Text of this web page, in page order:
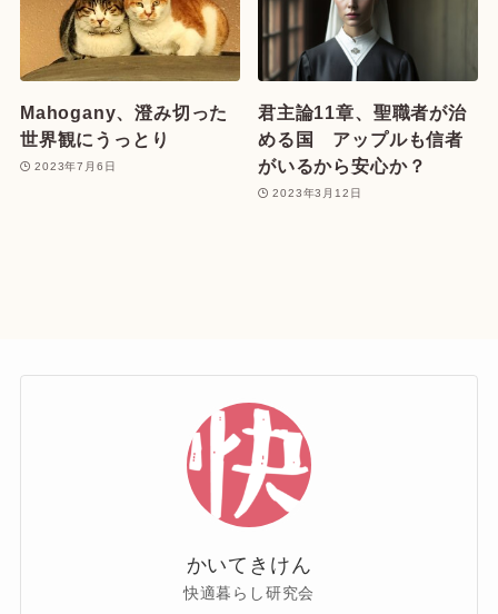
Mahogany、澄み切った
世界観にうっとり
2023年7月6日
君主論11章、聖職者が治
める国 アップルも信者
がいるから安心か？
2023年3月12日
かいてきけん
快適暮らし研究会